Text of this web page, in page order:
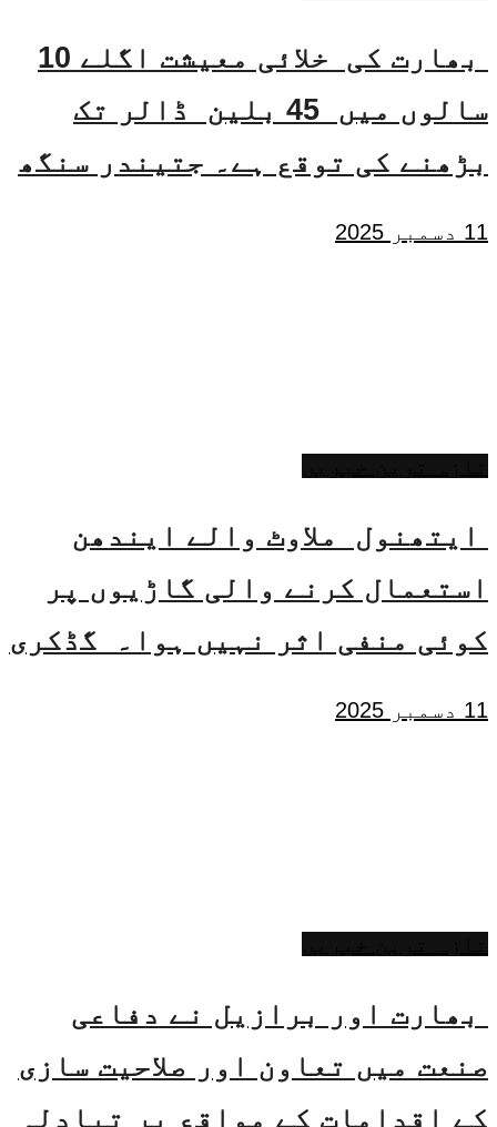
بھارت کی خلائی معیشت اگلے 10
سالوں میں 45 بلین ڈالر تک
بڑھنے کی توقع ہے۔ جتیندر سنگھ
11 دسمبر 2025
ایتھنول ملاوٹ والے ایندھن
استعمال کرنے والی گاڑیوں پر
کوئی منفی اثر نہیں ہوا۔ گڈکری
11 دسمبر 2025
بھارت اور برازیل نے دفاعی
صنعت میں تعاون اور صلاحیت سازی
کے اقدامات کے مواقع پر تبادلہ